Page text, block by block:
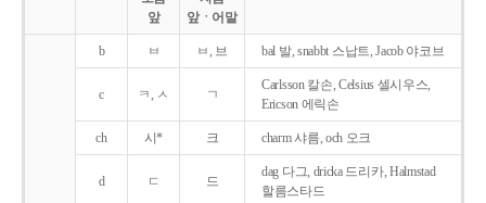
앞
앞ㆍ어말
b ㅂ ㅂ, 브 bal 발, snabbt 스납트, Jacob 야코브
c ㅋ, ㅅ ㄱ
Carlsson 칼손, Celsius 셀시우스,
Ericson 에릭손
ch 시* 크 charm 샤름, och 오크
d ㄷ 드
dag 다그, dricka 드리카, Halmstad
할름스타드